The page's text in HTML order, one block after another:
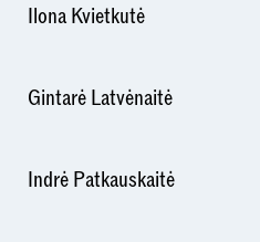
Ilona Kvietkutė
Gintarė Latvėnaitė
Indrė Patkauskaitė